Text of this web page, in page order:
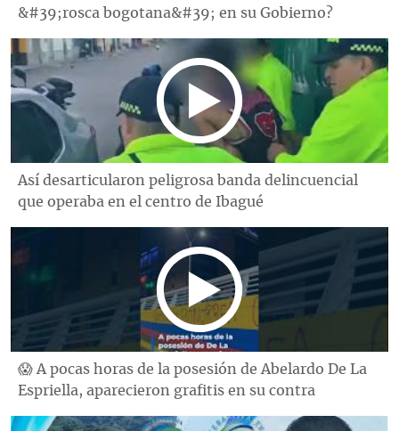
&#39;rosca bogotana&#39; en su Gobierno?
Así desarticularon peligrosa banda delincuencial
que operaba en el centro de Ibagué
😱 A pocas horas de la posesión de Abelardo De La
Espriella, aparecieron grafitis en su contra